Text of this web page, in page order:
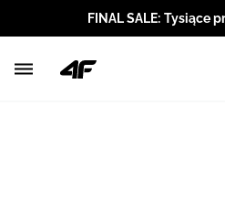
FINAL SALE: Tysiące